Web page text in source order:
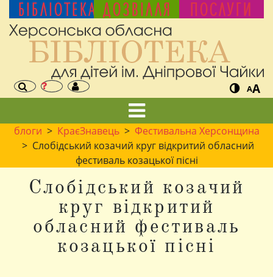
БІБЛІОТЕКА ДОЗВІЛЛЯ ПОСЛУГИ
AA
блоги > КраєЗнавець> Фестивальна Херсонщина
> Слобідський козачий круг відкритий обласний
фестиваль козацької пісні
Слобідський козачий
круг відкритий
обласний фестиваль
козацької пісні